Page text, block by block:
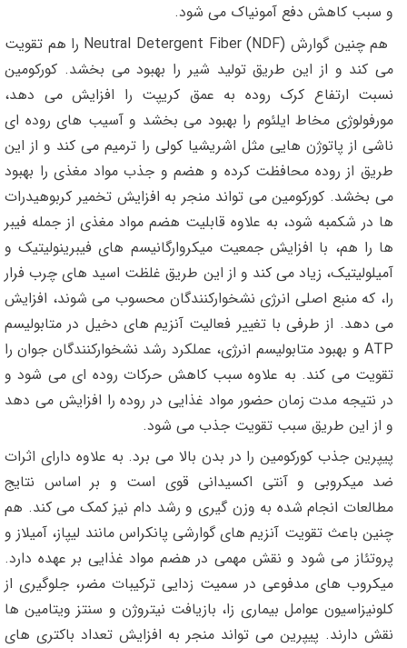
و سبب کاهش دفع آمونیاک می شود.
هم چنین گوارش Neutral Detergent Fiber (NDF) را هم تقویت
می کند و از این طریق تولید شیر را بهبود می بخشد. کورکومین
نسبت ارتفاع کرک روده به عمق کریپت را افزایش می دهد،
مورفولوژی مخاط ایلئوم را بهبود می بخشد و آسیب های روده ای
ناشی از پاتوژن هایی مثل اشریشیا کولی را ترمیم می کند و از این
طریق از روده محافظت کرده و هضم و جذب مواد مغذی را بهبود
می بخشد. کورکومین می تواند منجر به افزایش تخمیر کربوهیدرات
ها در شکمبه شود، به علاوه قابلیت هضم مواد مغذی از جمله فیبر
ها را هم، با افزایش جمعیت میکروارگانیسم های فیبرینولیتیک و
آمیلولیتیک، زیاد می کند و از این طریق غلظت اسید های چرب فرار
را، که منبع اصلی انرژی نشخوارکنندگان محسوب می شوند، افزایش
می دهد. از طرفی با تغییر فعالیت آنزیم های دخیل در متابولیسم
ATP و بهبود متابولیسم انرژی، عملکرد رشد نشخوارکنندگان جوان را
تقویت می کند. به علاوه سبب کاهش حرکات روده ای می شود و
در نتیجه مدت زمان حضور مواد غذایی در روده را افزایش می دهد
و از این طریق سبب تقویت جذب می شود.
پیپرین جذب کورکومین را در بدن بالا می برد. به علاوه دارای اثرات
ضد میکروبی و آنتی اکسیدانی قوی است و بر اساس نتایج
مطالعات انجام شده به وزن گیری و رشد دام نیز کمک می کند. هم
چنین باعث تقویت آنزیم های گوارشی پانکراس مانند لیپاز، آمیلاز و
پروتئاز می شود و نقش مهمی در هضم مواد غذایی بر عهده دارد.
میکروب های مدفوعی در سمیت زدایی ترکیبات مضر، جلوگیری از
کلونیزاسیون عوامل بیماری زا، بازیافت نیتروژن و سنتز ویتامین ها
نقش دارند. پیپرین می تواند منجر به افزایش تعداد باکتری های